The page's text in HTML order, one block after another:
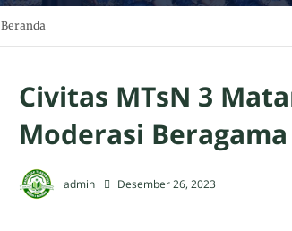
Beranda
Civitas MTsN 3
Moderasi
admin Desember 26, 2023